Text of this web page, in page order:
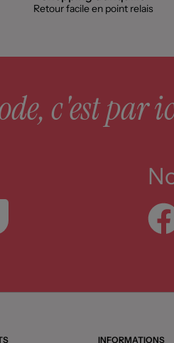
Retour facile en point relais
c'est par
INFORMATIONS